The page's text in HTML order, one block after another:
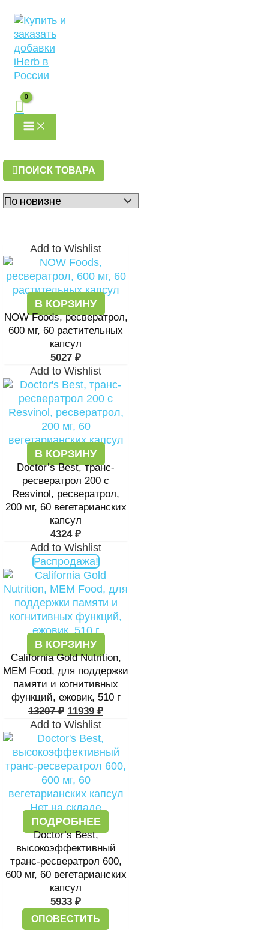
содержимому
MENU
ПОИСК ТОВАРА
Add to Wishlist
В КОРЗИНУ
NOW Foods, ресвератрол,
600 мг, 60 растительных
капсул
5027 ₽
Add to Wishlist
В КОРЗИНУ
Doctor’s Best, транс-
ресвератрол 200 с
Resvinol, ресвератрол,
200 мг, 60 вегетарианских
капсул
4324 ₽
Add to Wishlist
Распродажа!
В КОРЗИНУ
California Gold Nutrition,
MEM Food, для поддержки
памяти и когнитивных
функций, ежовик, 510 г
13207₽ 11939 ₽
Add to Wishlist
Нет на складе
ПОДРОБНЕЕ
Doctor’s Best,
высокоэффективный
транс-ресвератрол 600,
600 мг, 60 вегетарианских
капсул
5933 ₽
ОПОВЕСТИТЬ